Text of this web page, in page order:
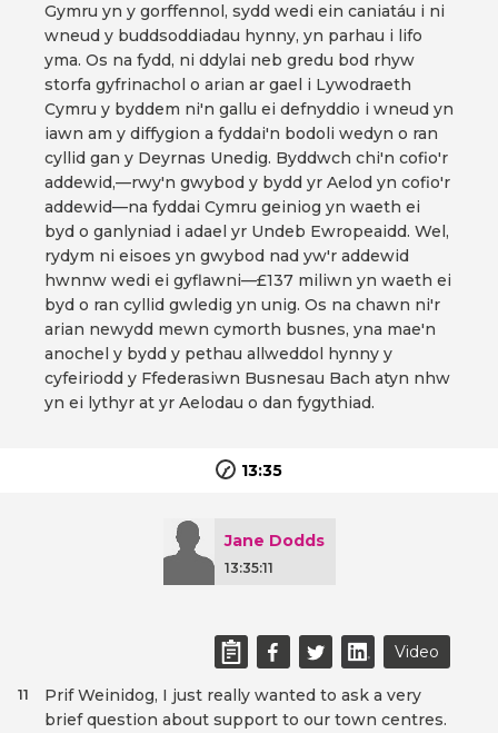
Gymru yn y gorffennol, sydd wedi ein caniatáu i ni
wneud y buddsoddiadau hynny, yn parhau i lifo
yma. Os na fydd, ni ddylai neb gredu bod rhyw
storfa gyfrinachol o arian ar gael i Lywodraeth
Cymru y byddem ni'n gallu ei defnyddio i wneud yn
iawn am y diffygion a fyddai'n bodoli wedyn o ran
cyllid gan y Deyrnas Unedig. Byddwch chi'n cofio'r
addewid,—rwy'n gwybod y bydd yr Aelod yn cofio'r
addewid—na fyddai Cymru geiniog yn waeth ei
byd o ganlyniad i adael yr Undeb Ewropeaidd. Wel,
rydym ni eisoes yn gwybod nad yw'r addewid
hwnnw wedi ei gyflawni—£137 miliwn yn waeth ei
byd o ran cyllid gwledig yn unig. Os na chawn ni'r
arian newydd mewn cymorth busnes, yna mae'n
anochel y bydd y pethau allweddol hynny y
cyfeiriodd y Ffederasiwn Busnesau Bach atyn nhw
yn ei lythyr at yr Aelodau o dan fygythiad.
13:35
Jane Dodds
13:35:11
Video
Prif Weinidog, I just really wanted to ask a very
brief question about support to our town centres.
11